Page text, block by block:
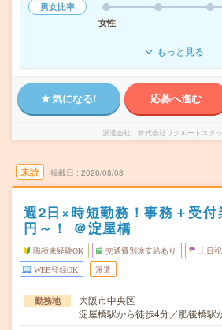
男女比率
女性
もっと見る
気になる! 応募へ進む
派遣会社 株式会社リクルートスタ
未読 掲載日 2026/08/08
週2日×時短勤務！事務＋受
円～！ ＠淀屋橋
職種未経験OK 交通費別途支給あり 土日
WEB登録OK 派遣
勤務地
大阪市中央区
淀屋橋駅から徒歩4分／肥後橋駅